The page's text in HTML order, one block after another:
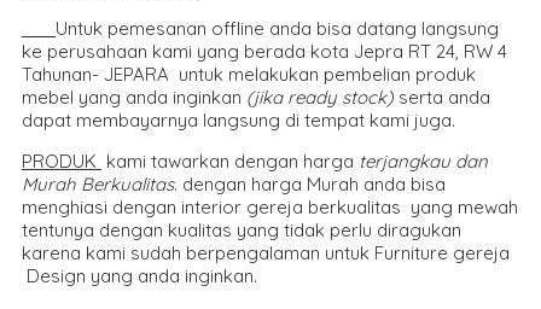
Untuk pemesanan offline anda bisa datang langsung
ke perusahaan kami yang berada kota Jepra RT 24, RW 4
Tahunan- JEPARA untuk melakukan pembelian produk
mebel yang anda inginkan (jika ready stock) serta anda
dapat membayarnya langsung di tempat kami juga.
PRODUK kami tawarkan dengan harga terjangkau dan
Murah Berkualitas. dengan harga Murah anda bisa
menghiasi dengan interior gereja berkualitas yang mewah
tentunya dengan kualitas yang tidak perlu diragukan
karena kami sudah berpengalaman untuk Furniture gereja
Design yang anda inginkan.